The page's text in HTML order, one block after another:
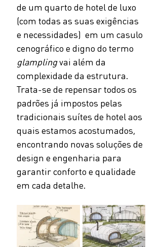
de um quarto de hotel de luxo
(com todas as suas exigências
e necessidades)  em um casulo
cenográfico e digno do termo
glampling vai além da
complexidade da estrutura.
Trata-se de repensar todos os
padrões já impostos pelas
tradicionais suítes de hotel aos
quais estamos acostumados,
encontrando novas soluções de
design e engenharia para
garantir conforto e qualidade
em cada detalhe.